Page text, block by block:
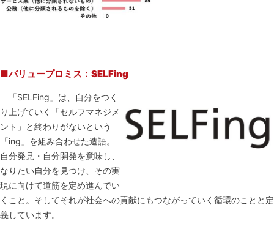
■バリュープロミス：SELFing
「SELFing」は、自分をつく
り上げていく「セルフマネジメ
ント」と終わりがないという
「ing」を組み合わせた造語。
自分発見・自分開発を意味し、
なりたい自分を見つけ、その実
現に向けて道筋を定め進んでい
くこと。そしてそれが社会への貢献にもつながっていく循環のことと定
義しています。